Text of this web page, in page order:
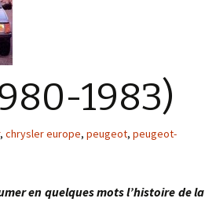
1983)
, chrysler europe, peugeot, peugeot-
en quelques mots l’histoire de la